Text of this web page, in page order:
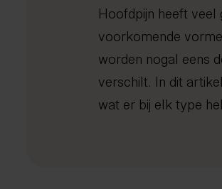
Hoofdpijn heeft veel
voorkomende
worden nogal eens
verschilt. In dit
wat er bij elk type